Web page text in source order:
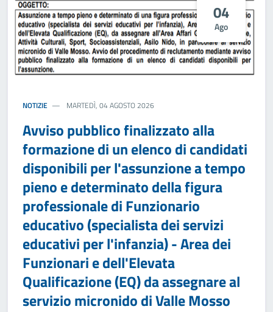
04
Ago
NOTIZIE MARTEDÌ, 04 AGOSTO 2026
Avviso pubblico finalizzato alla
formazione di un elenco di candidati
disponibili per l'assunzione a tempo
pieno e determinato della figura
professionale di Funzionario
educativo (specialista dei servizi
educativi per l'infanzia) - Area dei
Funzionari e dell'Elevata
Qualificazione (EQ) da assegnare al
servizio micronido di Valle Mosso